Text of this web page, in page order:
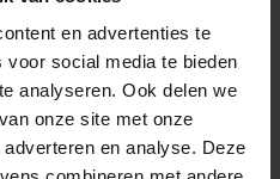
en advertenties te
social media te bieden
analyseren. Ook delen we
onze site met onze
en analyse. Deze
Edel Donkerbruin
van 100% kleurecht en
Base Protection behandeling.